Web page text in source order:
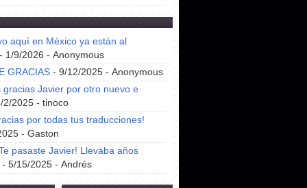
aquí en México ya están al
1/9/2026 - Anonymous
GRACIAS - 9/12/2025 - Anonymous
gracias Javier por otro nuevo e
2025 - tinoco
por todas tus traducciones!
- Gaston
pasaste Javier! Llevaba años
- 5/15/2025 - Andrés